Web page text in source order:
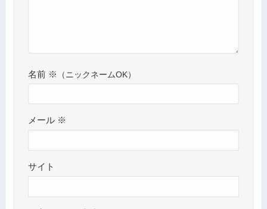
名前 ※
メール ※
サイト